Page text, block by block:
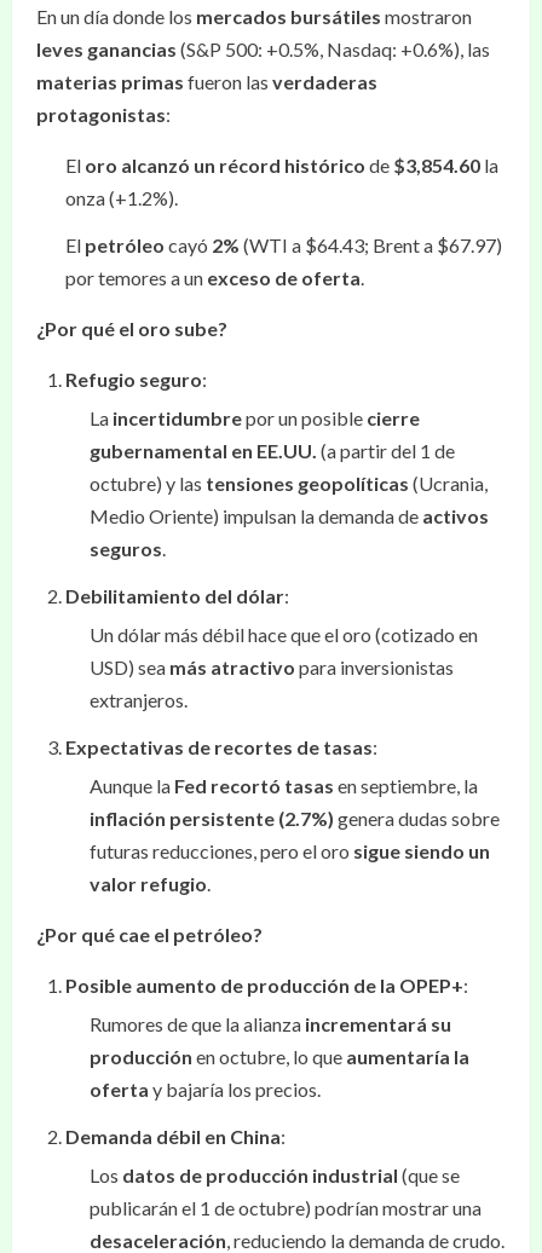
En un día donde los mercados bursátiles mostraron
leves ganancias (S&P 500: +0.5%, Nasdaq: +0.6%), las
materias primas fueron las verdaderas
protagonistas:
El oro alcanzó un récord histórico de $3,854.60 la
onza (+1.2%).
El petróleo cayó 2% (WTI a $64.43; Brent a $67.97)
por temores a un exceso de oferta.
¿Por qué el oro sube?
Refugio seguro:
La incertidumbrepor un posible cierre
gubernamental en EE.UU. (a partir del 1 de
octubre) y las tensiones geopolíticas (Ucrania,
Medio Oriente) impulsan la demanda de activos
seguros.
Debilitamiento del dólar:
Un dólar más débil hace que el oro (cotizado en
USD) sea más atractivo para inversionistas
extranjeros.
Expectativas de recortes de tasas:
Aunque la Fed recortó tasas en septiembre, la
inflación persistente (2.7%) genera dudas sobre
futuras reducciones, pero el oro sigue siendo un
valor refugio.
¿Por qué cae el petróleo?
Posible aumento de producción de la OPEP+:
Rumores de que la alianza incrementará su
producción en octubre, lo que aumentaría la
oferta y bajaría los precios.
Demanda débil en China:
Los datos de producción industrial (que se
publicarán el 1 de octubre) podrían mostrar una
desaceleración, reduciendo la demanda de crudo.